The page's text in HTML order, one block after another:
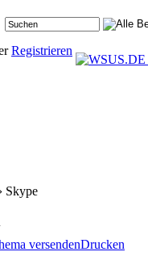
Registrieren
› Skype
versendenDrucken